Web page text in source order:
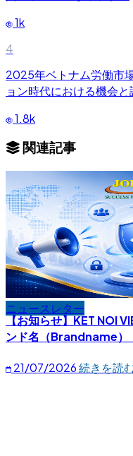
1k
4
2025年ベトナム労働市
ョン時代における機会と
1.8k
関連記事
ニュースレター
【お知らせ】KET NOI
ンド名（Brandname）
21/07/2026続きを読